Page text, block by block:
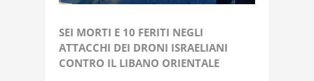
SEI MORTI E 10 FERITI NEGLI
ATTACCHI DEI DRONI ISRAELIANI
CONTRO IL LIBANO ORIENTALE